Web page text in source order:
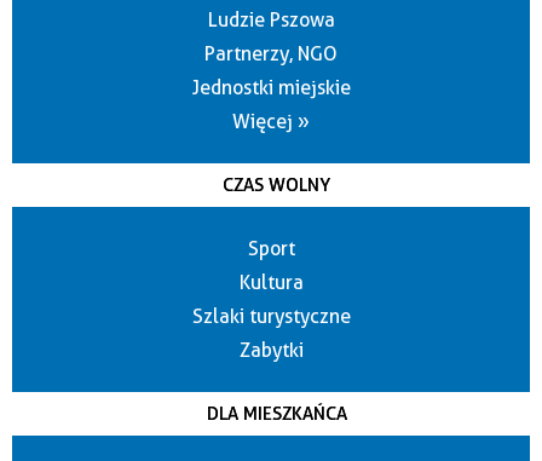
Ludzie Pszowa
Partnerzy, NGO
Jednostki miejskie
Więcej »
CZAS WOLNY
Sport
Kultura
Szlaki turystyczne
Zabytki
DLA MIESZKAŃCA